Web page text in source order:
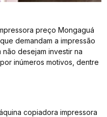
preço Mongaguá
demandam a impressão
desejam investir na
inúmeros motivos, dentre
copiadora impressora